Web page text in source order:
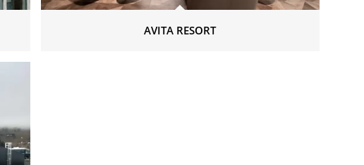
AVITA RESORT